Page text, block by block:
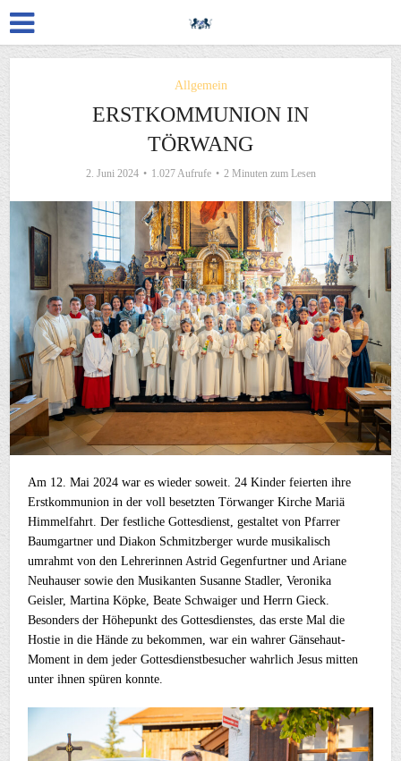
Allgemein
ERSTKOMMUNION IN
TÖRWANG
2. Juni 2024 1.027 Aufrufe 2 Minuten zum Lesen
Am 12. Mai 2024 war es wieder soweit. 24 Kinder feierten ihre
Erstkommunion in der voll besetzten Törwanger Kirche Mariä
Himmelfahrt. Der festliche Gottesdienst, gestaltet von Pfarrer
Baumgartner und Diakon Schmitzberger wurde musikalisch
umrahmt von den Lehrerinnen Astrid Gegenfurtner und Ariane
Neuhauser sowie den Musikanten Susanne Stadler, Veronika
Geisler, Martina Köpke, Beate Schwaiger und Herrn Gieck.
Besonders der Höhepunkt des Gottesdienstes, das erste Mal die
Hostie in die Hände zu bekommen, war ein wahrer Gänsehaut-
Moment in dem jeder Gottesdienstbesucher wahrlich Jesus mitten
unter ihnen spüren konnte.